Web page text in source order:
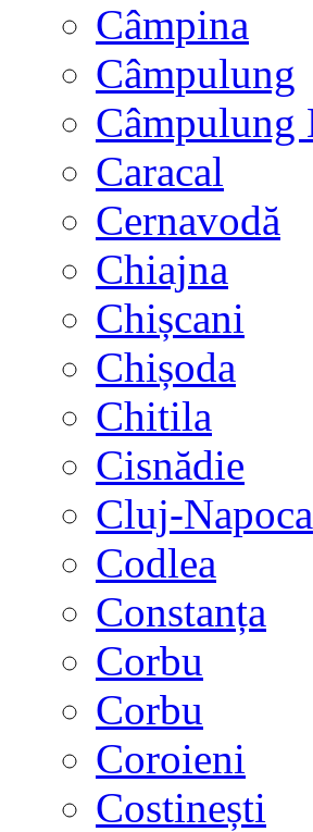
Câmpina
Câmpulung
Câmpulung
Caracal
Cernavodă
Chiajna
Chișcani
Chișoda
Chitila
Cisnădie
Cluj-Napoca
Codlea
Constanța
Corbu
Corbu
Coroieni
Costinești